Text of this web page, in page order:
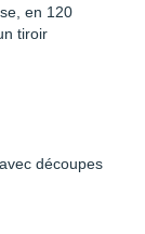
en 120
tiroir
découpes